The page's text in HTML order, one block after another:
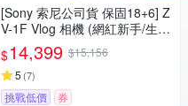
[Sony 索尼公司貨 保固18+6] Z
V-1F Vlog 相機 (網紅新手/生活
隨拍)
$14,399 $15,156
5 (7)
挑戰低價 券